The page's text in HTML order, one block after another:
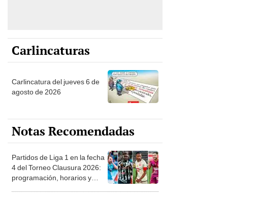
Carlincaturas
Carlincatura del jueves 6 de
agosto de 2026
Notas Recomendadas
Partidos de Liga 1 en la fecha
4 del Torneo Clausura 2026:
programación, horarios y